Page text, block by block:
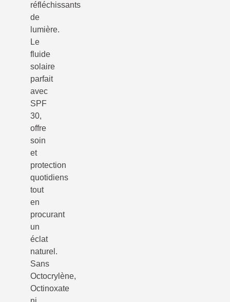
réfléchissants
de
lumière.
Le
fluide
solaire
parfait
avec
SPF
30,
offre
soin
et
protection
quotidiens
tout
en
procurant
un
éclat
naturel.
Sans
Octocrylène,
Octinoxate